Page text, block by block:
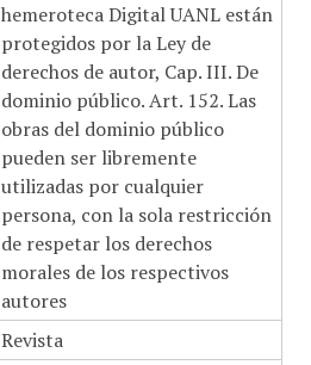
hemeroteca Digital UANL están
protegidos por la Ley de
derechos de autor, Cap. III. De
dominio público. Art. 152. Las
obras del dominio público
pueden ser libremente
utilizadas por cualquier
persona, con la sola restricción
de respetar los derechos
morales de los respectivos
autores
Revista